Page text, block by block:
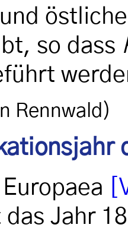
so dass
Rennwald)
Jahr